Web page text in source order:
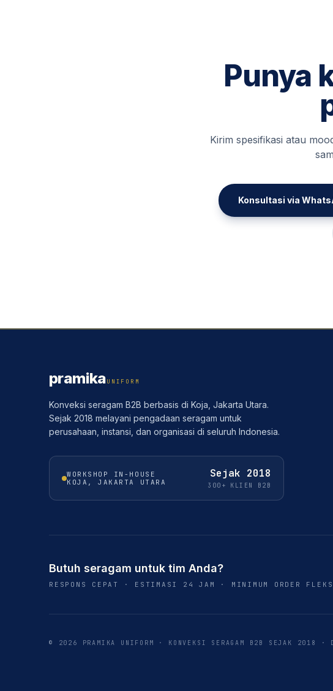
Punya
Kirim spesifikasi atau
Konsultasi via
pramikaUNIFORM
Konveksi seragam B2B berbasis di Koja, Jakarta Utara.
Sejak 2018 melayani pengadaan seragam untuk
perusahaan, instansi, dan organisasi di seluruh Indonesia.
WORKSHOP IN-HOUSE
KOJA, JAKARTA UTARA
Sejak 2018
300+ KLIEN B2B
Butuh seragam untuk tim Anda?
RESPONS CEPAT · ESTIMASI 24 JAM · MINIMUM ORDER
© 2026 PRAMIKA UNIFORM · KONVEKSI SERAGAM B2B SEJAK 2018 ·